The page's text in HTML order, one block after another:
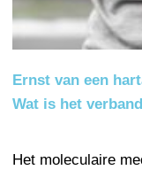
Ernst van een
Wat is het
Het moleculaire